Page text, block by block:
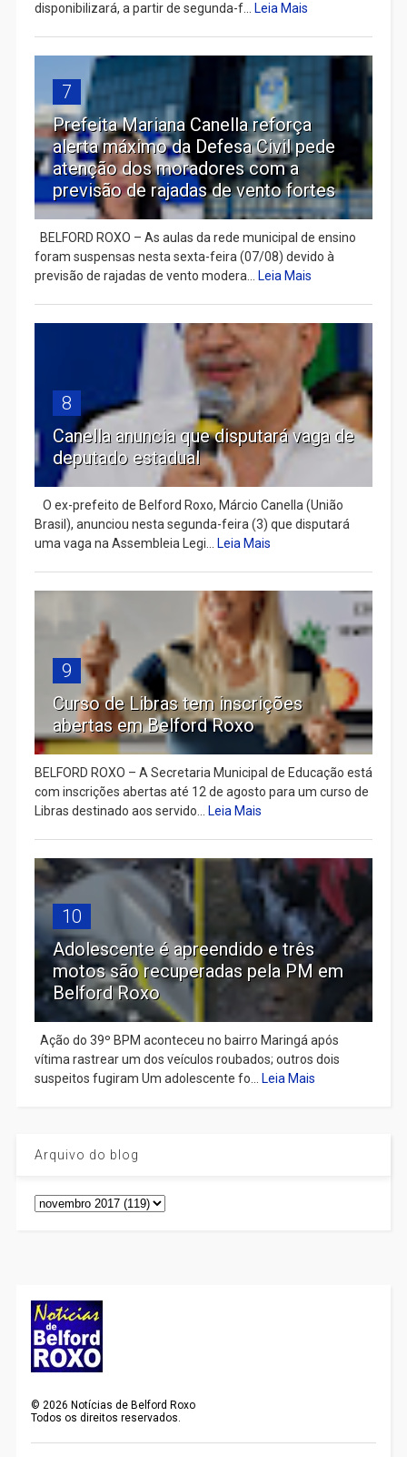
disponibilizará, a partir de segunda-f...
Leia Mais
7
Prefeita Mariana Canella reforça
alerta máximo da Defesa Civil pede
atenção dos moradores com a
previsão de rajadas de vento fortes
BELFORD ROXO – As aulas da rede municipal de ensino
foram suspensas nesta sexta-feira (07/08) devido à
previsão de rajadas de vento modera...
Leia Mais
8
Canella anuncia que disputará vaga de
deputado estadual
​ O ex-prefeito de Belford Roxo, Márcio Canella (União
Brasil), anunciou nesta segunda-feira (3) que disputará
uma vaga na Assembleia Legi...
Leia Mais
9
Curso de Libras tem inscrições
abertas em Belford Roxo
BELFORD ROXO – A Secretaria Municipal de Educação está
com inscrições abertas até 12 de agosto para um curso de
Libras destinado aos servido...
Leia Mais
10
Adolescente é apreendido e três
motos são recuperadas pela PM em
Belford Roxo
Ação do 39º BPM aconteceu no bairro Maringá após
vítima rastrear um dos veículos roubados; outros dois
suspeitos fugiram Um adolescente fo...
Leia Mais
Arquivo do blog
© 2026 Notícias de Belford Roxo
Todos os direitos reservados.